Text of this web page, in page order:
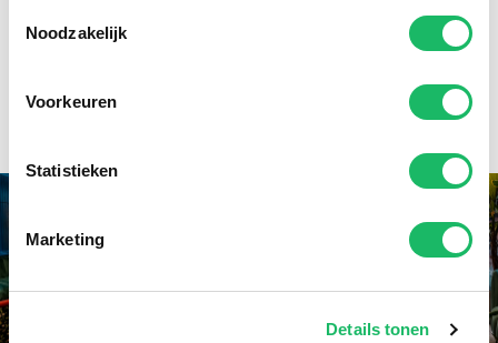
Noodzakelijk
Voorkeuren
Statistieken
Marketing
Details tonen
Vrijwel nergens ter wereld vind je zo veel tevreden
contactlensdragers als juist in ons land en dat willen we